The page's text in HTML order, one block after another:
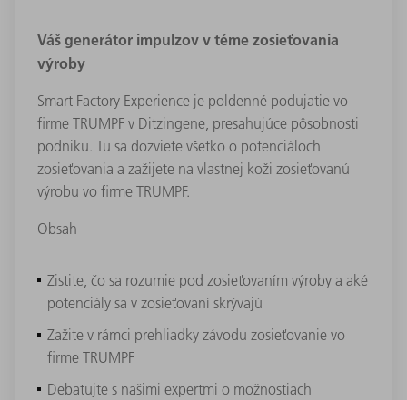
Váš generátor impulzov v téme zosieťovania
výroby
Smart Factory Experience je poldenné podujatie vo
firme TRUMPF v Ditzingene, presahujúce pôsobnosti
podniku. Tu sa dozviete všetko o potenciáloch
zosieťovania a zažijete na vlastnej koži zosieťovanú
výrobu vo firme TRUMPF.
Obsah
Zistite, čo sa rozumie pod zosieťovaním výroby a aké
potenciály sa v zosieťovaní skrývajú
Zažite v rámci prehliadky závodu zosieťovanie vo
firme TRUMPF
Debatujte s našimi expertmi o možnostiach